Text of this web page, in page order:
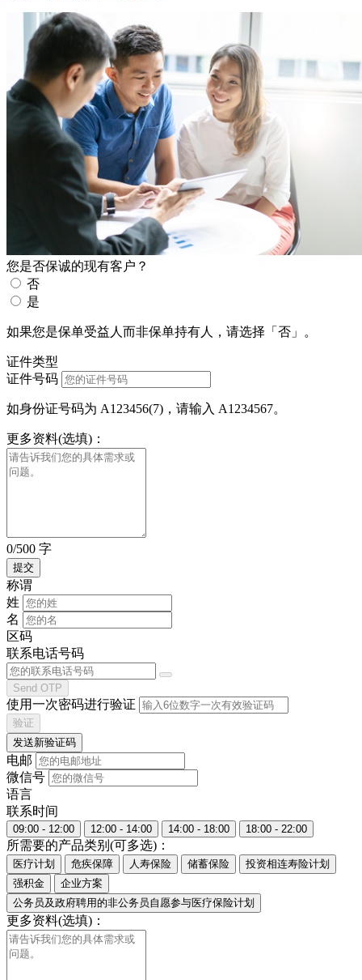
您是否保诚的现有客户？
否
是
如果您是保单受益人而非保单持有人，请选择「否」。
证件类型
证件号码
如身份证号码为 A123456(7)，请输入 A1234567。
更多资料(选填)：
0/500 字
称谓
姓
名
区码
联系电话号码
Send OTP
使用一次密码进行验证
验证
发送新验证码
电邮
微信号
语言
联系时间
09:00 - 12:00 12:00 - 14:00 14:00 - 18:00 18:00 - 22:00
所需要的产品类别(可多选)：
医疗计划 危疾保障 人寿保险 储蓄保险
投资相连寿险计划
强积金
企业方案
公务员及政府聘用的非公务员自愿参与医疗保险计划
更多资料(选填)：